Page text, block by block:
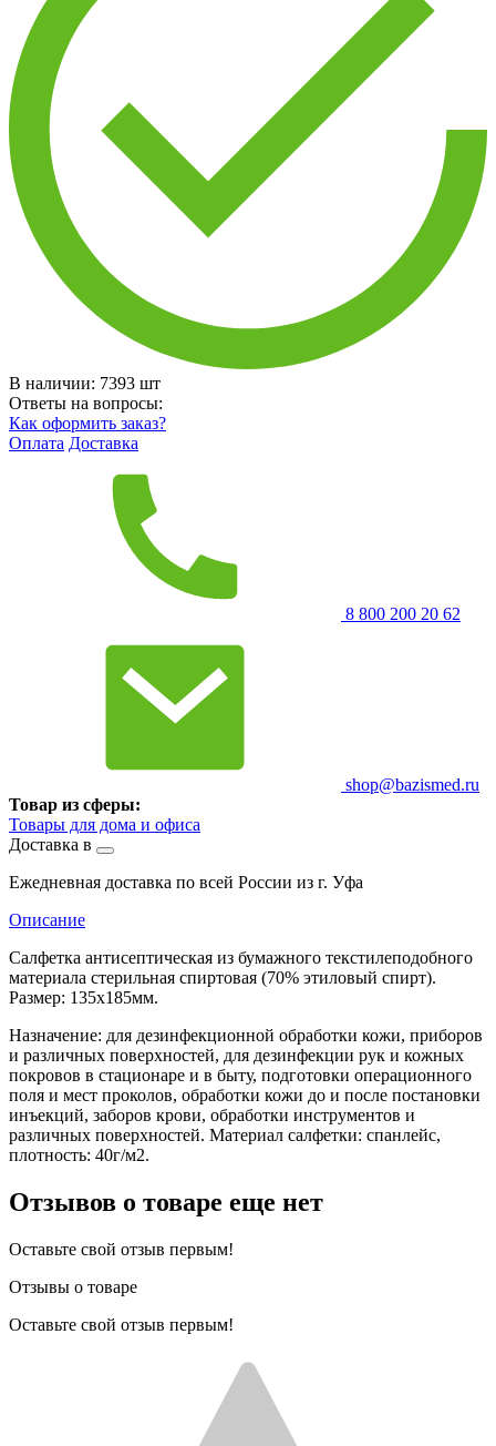
В наличии: 7393 шт
Ответы на вопросы:
Как оформить заказ?
Оплата Доставка
8 800 200 20 62
shop@bazismed.ru
Товар из сферы:
Товары для дома и офиса
Доставка в
Ежедневная доставка по всей России из г. Уфа
Описание
Салфетка антисептическая из бумажного текстилеподобного
материала стерильная спиртовая (70% этиловый спирт).
Размер: 135х185мм.
Назначение: для дезинфекционной обработки кожи, приборов
и различных поверхностей, для дезинфекции рук и кожных
покровов в стационаре и в быту, подготовки операционного
поля и мест проколов, обработки кожи до и после постановки
инъекций, заборов крови, обработки инструментов и
различных поверхностей. Материал салфетки: спанлейс,
плотность: 40г/м2.
Отзывов о товаре еще нет
Оставьте свой отзыв первым!
Отзывы о товаре
Оставьте свой отзыв первым!